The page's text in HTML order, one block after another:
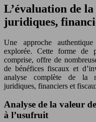
L’évaluation de
juridiques,
Une approche
explorée. Cette forme de
comprise, offre de
de bénéfices fiscaux et
analyse complète de la
juridiques, financiers et
Analyse de la valeur
à l’usufruit